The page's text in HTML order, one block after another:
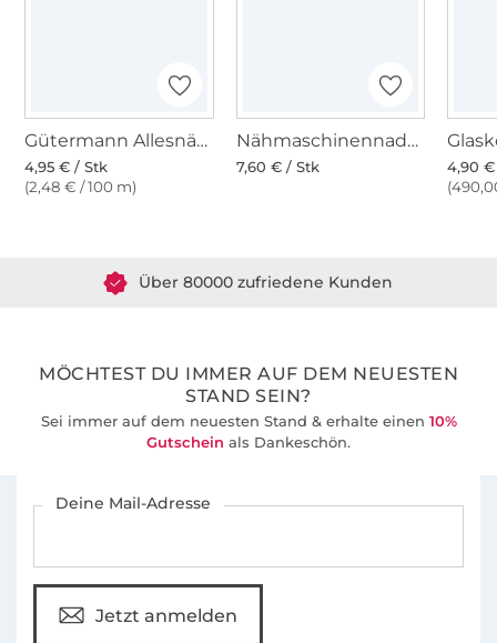
Gütermann Allesnäher (291), violett
4,95 € / Stk
(2,48 € / 100 m)
Nähmaschinennadeln 130/705, Universal 70-100
7,60 € / Stk
4,90
Über 80000 zufriedene Kunden
MÖCHTEST DU IMMER AUF DEM NEUESTEN
STAND SEIN?
Sei immer auf dem neuesten Stand & erhalte einen 10%
Gutschein als Dankeschön.
Deine Mail-Adresse
Jetzt anmelden